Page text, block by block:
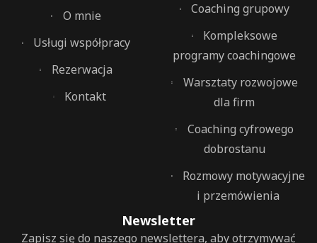
O mnie
Usługi współpracy
Rezerwacja
Kontakt
Coaching grupowy
Kompleksowe
programy coachingowe
Warsztaty rozwojowe
dla firm
Coaching cyfrowego
dobrostanu
Rozmowy motywacyjne
i przemówienia
Newsletter
Zapisz się do naszego newslettera, aby otrzymywać